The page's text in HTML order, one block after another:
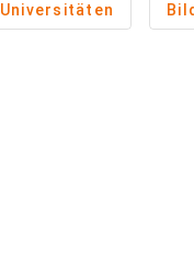
Universitäten